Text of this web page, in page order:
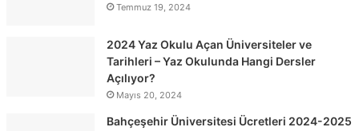
Temmuz 19, 2024
2024 Yaz Okulu Açan Üniversiteler ve
Tarihleri – Yaz Okulunda Hangi Dersler
Açılıyor?
Mayıs 20, 2024
Bahçeşehir Üniversitesi Ücretleri 2024-2025